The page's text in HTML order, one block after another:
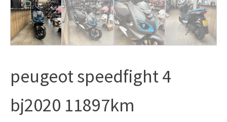
peugeot speedfight 4
bj2020 11897km